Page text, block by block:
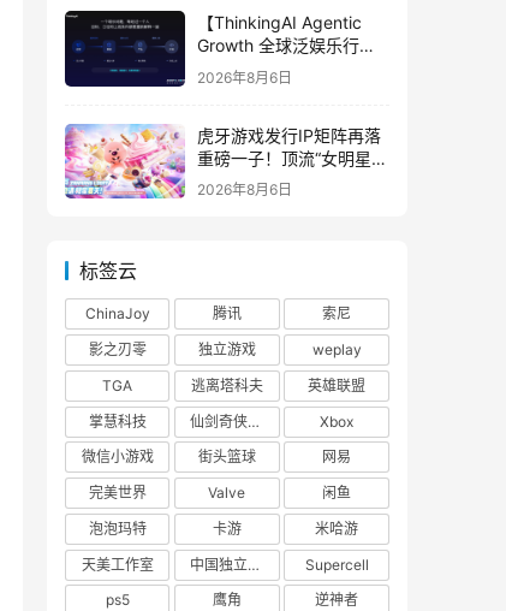
【ThinkingAI Agentic
Growth 全球泛娱乐行业
峰会】Agent 时代，人到
底负责什么
2026年8月6日
虎牙游戏发行IP矩阵再落
重磅一子！顶流“女明星”
ZANMANG LOOPY 正版
2026年8月6日
标签云
ChinaJoy 腾讯
索尼
影之刃零
独立游戏
weplay
TGA
逃离塔科夫
英雄联盟
掌慧科技
仙剑奇侠传四
Xbox
微信小游戏
街头篮球
网易
完美世界
Valve
闲鱼
泡泡玛特
卡游
米哈游
天美工作室
中国独立游戏联盟
Supercell
ps5
鹰角
逆神者